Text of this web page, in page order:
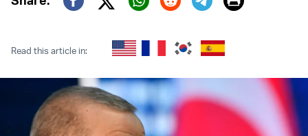
Twitter (X)
Read this article in: